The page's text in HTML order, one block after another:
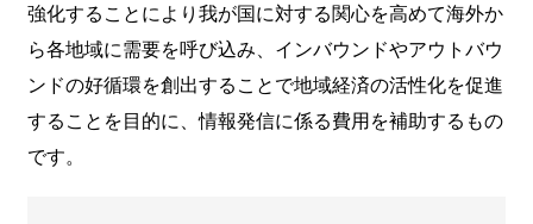
強化することにより我が国に対する関心を高めて海外か
ら各地域に需要を呼び込み、インバウンドやアウトバウ
ンドの好循環を創出することで地域経済の活性化を促進
することを目的に、情報発信に係る費用を補助するもの
です。